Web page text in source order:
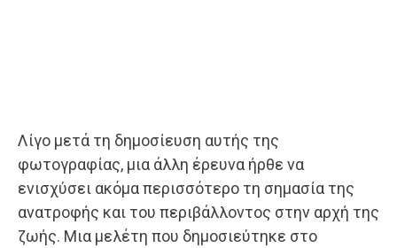
Λίγο μετά τη δημοσίευση αυτής της
φωτογραφίας, μια άλλη έρευνα ήρθε να
ενισχύσει ακόμα περισσότερο τη σημασία της
ανατροφής και του περιβάλλοντος στην αρχή της
ζωής. Μια μελέτη που δημοσιεύτηκε στο